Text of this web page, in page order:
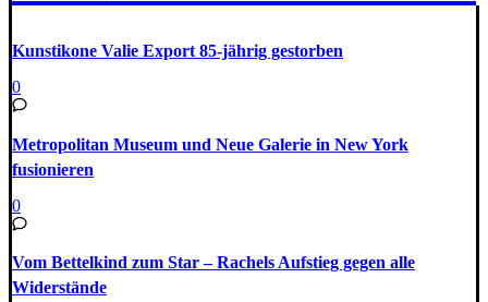
Kunstikone Valie Export 85-jährig gestorben
0
Metropolitan Museum und Neue Galerie in New York
fusionieren
0
Vom Bettelkind zum Star – Rachels Aufstieg gegen alle
Widerstände